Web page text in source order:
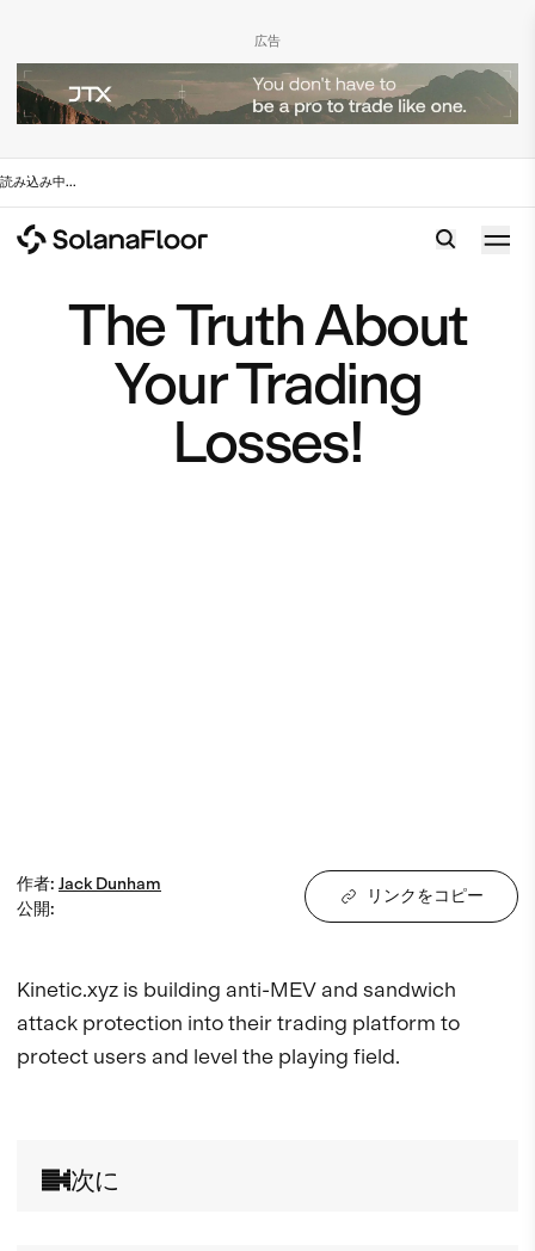
広告
読み込み中...
The Truth About
Your Trading
Losses!
次に
作者: Jack Dunham
公開:
リンクをコピー
Kinetic.xyz is building anti-MEV and sandwich
attack protection into their trading platform to
protect users and level the playing field.